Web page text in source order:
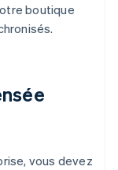
boutique
vous devez